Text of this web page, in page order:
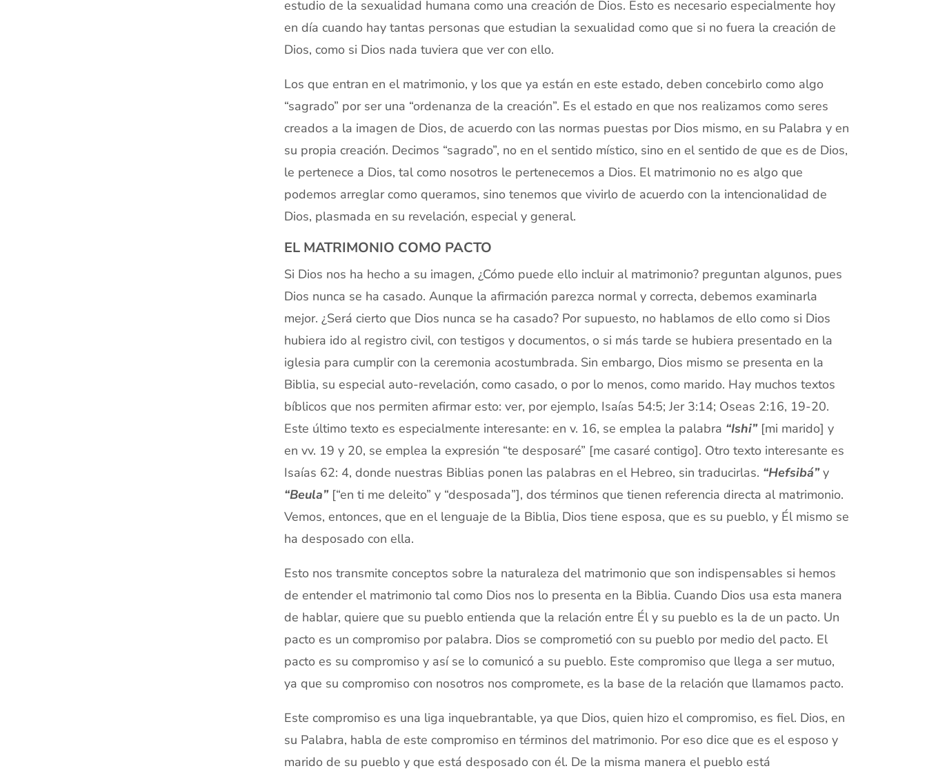
estudio de la sexualidad humana como una creación de Dios. Esto es necesario especialmente hoy
en día cuando hay tantas personas que estudian la sexualidad como que si no fuera la creación de
Dios, como si Dios nada tuviera que ver con ello.
Los que entran en el matrimonio, y los que ya están en este estado, deben concebirlo como algo
“sagrado” por ser una “ordenanza de la creación”. Es el estado en que nos realizamos como seres
creados a la imagen de Dios, de acuerdo con las normas puestas por Dios mismo, en su Palabra y en
su propia creación. Decimos “sagrado”, no en el sentido místico, sino en el sentido de que es de Dios,
le pertenece a Dios, tal como nosotros le pertenecemos a Dios. El matrimonio no es algo que
podemos arreglar como queramos, sino tenemos que vivirlo de acuerdo con la intencionalidad de
Dios, plasmada en su revelación, especial y general.
EL MATRIMONIO COMO PACTO
Si Dios nos ha hecho a su imagen, ¿Cómo puede ello incluir al matrimonio? preguntan algunos, pues
Dios nunca se ha casado. Aunque la afirmación parezca normal y correcta, debemos examinarla
mejor. ¿Será cierto que Dios nunca se ha casado? Por supuesto, no hablamos de ello como si Dios
hubiera ido al registro civil, con testigos y documentos, o si más tarde se hubiera presentado en la
iglesia para cumplir con la ceremonia acostumbrada. Sin embargo, Dios mismo se presenta en la
Biblia, su especial auto-revelación, como casado, o por lo menos, como marido. Hay muchos textos
bíblicos que nos permiten afirmar esto: ver, por ejemplo, Isaías 54:5; Jer 3:14; Oseas 2:16, 19-20.
Este último texto es especialmente interesante: en v. 16, se emplea la palabra “Ishi” [mi marido] y
en vv. 19 y 20, se emplea la expresión “te desposaré” [me casaré contigo]. Otro texto interesante es
Isaías 62: 4, donde nuestras Biblias ponen las palabras en el Hebreo, sin traducirlas. “Hefsibá”y
“Beula”[“en ti me deleito” y “desposada”], dos términos que tienen referencia directa al matrimonio.
Vemos, entonces, que en el lenguaje de la Biblia, Dios tiene esposa, que es su pueblo, y Él mismo se
ha desposado con ella.
Esto nos transmite conceptos sobre la naturaleza del matrimonio que son indispensables si hemos
de entender el matrimonio tal como Dios nos lo presenta en la Biblia. Cuando Dios usa esta manera
de hablar, quiere que su pueblo entienda que la relación entre Él y su pueblo es la de un pacto. Un
pacto es un compromiso por palabra. Dios se comprometió con su pueblo por medio del pacto. El
pacto es su compromiso y así se lo comunicó a su pueblo. Este compromiso que llega a ser mutuo,
ya que su compromiso con nosotros nos compromete, es la base de la relación que llamamos pacto.
Este compromiso es una liga inquebrantable, ya que Dios, quien hizo el compromiso, es fiel. Dios, en
su Palabra, habla de este compromiso en términos del matrimonio. Por eso dice que es el esposo y
marido de su pueblo y que está desposado con él. De la misma manera el pueblo está